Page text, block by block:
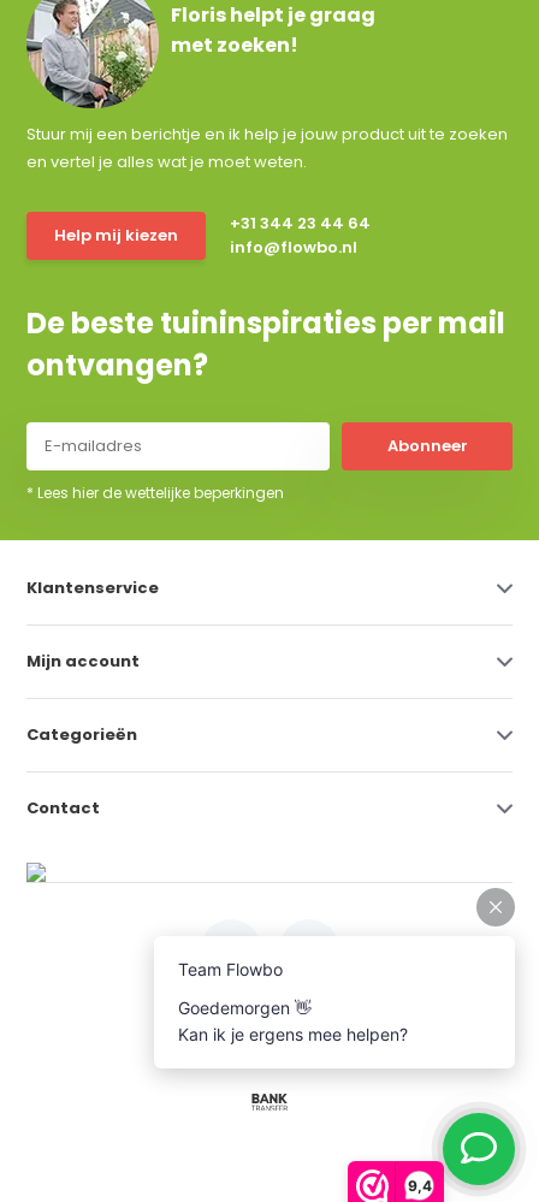
9,4
Floris helpt je graag
met zoeken!
Stuur mij een berichtje en ik help je jouw product uit te zoeken
en vertel je alles wat je moet weten.
Help mij kiezen
+31 344 23 44 64
info@flowbo.nl
De beste tuininspiraties per mail
ontvangen?
Abonneer
* Lees hier de wettelijke beperkingen
Klantenservice
Mijn account
Categorieën
Contact
© Copyright 2026
- 607 beoordelingen